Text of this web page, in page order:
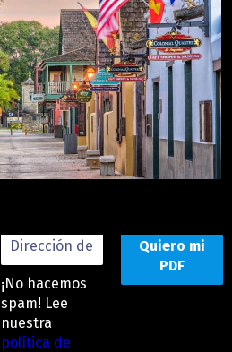
¡No hacemos
spam! Lee
nuestra
política de